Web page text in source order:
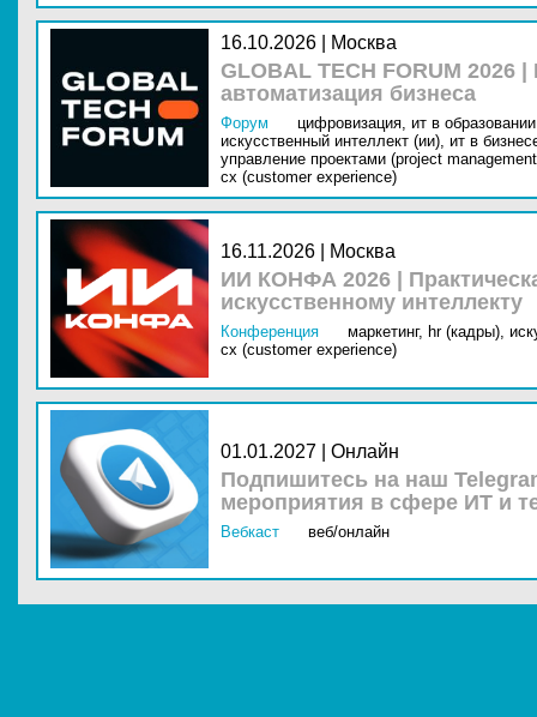
16.10.2026 | Москва
GLOBAL TECH FORUM
автоматизация бизнеса
Форум цифровизация, ит в
искусственный интеллект (ии), ит в
управление проектами (project
cx (customer experience)
16.11.2026 | Москва
ИИ КОНФА 2026 |
искусственному интеллекту
Конференция маркетинг, hr (кадры),
cx (customer experience)
01.01.2027 | Онлайн
Подпишитесь на наш
мероприятия в сфере ИТ и
Вебкаст веб/онлайн